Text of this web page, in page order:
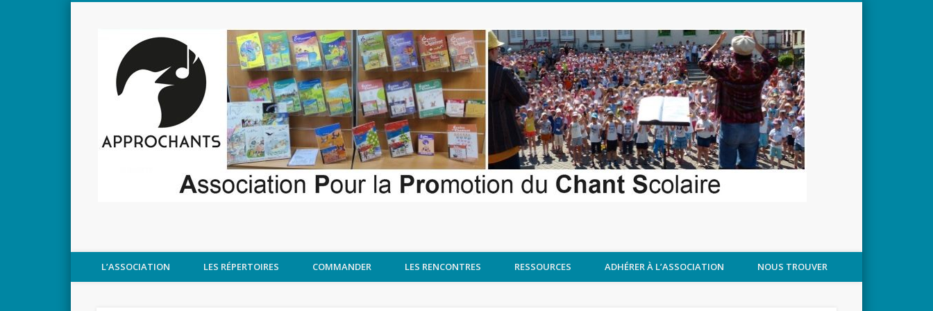
L’ASSOCIATION LES RÉPERTOIRES COMMANDER LES RENCONTRES RESSOURCES ADHÉRER À L’ASSOCIATION NOUS TROUVER